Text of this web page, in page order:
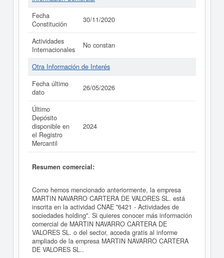
Fecha
Constitución
30/11/2020
Actividades
Internacionales
No constan
Otra Información de Interés
Fecha último
dato
26/05/2026
Último
Depósito
disponible en
el Registro
Mercantil
2024
Resumen comercial:
Como hemos mencionado anteriormente, la empresa
MARTIN NAVARRO CARTERA DE VALORES SL. está
inscrita en la actividad CNAE "6421 - Actividades de
sociedades holding". Si quieres conocer más información
comercial de MARTIN NAVARRO CARTERA DE
VALORES SL. o del sector, acceda gratis al informe
ampliado de la empresa MARTIN NAVARRO CARTERA
DE VALORES SL..